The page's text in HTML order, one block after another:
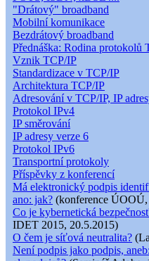
"Drátový" broadband
Mobilní komunikace
Bezdrátový broadband
Přednáška: Rodina protokolů
Vznik TCP/IP
Standardizace v TCP/IP
Architektura TCP/IP
Adresování v TCP/IP, IP
Protokol IPv4
IP směrování
IP adresy verze 6
Protokol IPv6
Transportní protokoly
Příspěvky z konferencí
Má elektronický podpis
ano: jak? (konference
Co je kybernetická
IDET 2015, 20.5.2015)
O čem je síťová neutralita?
Není podpis jako podpis,